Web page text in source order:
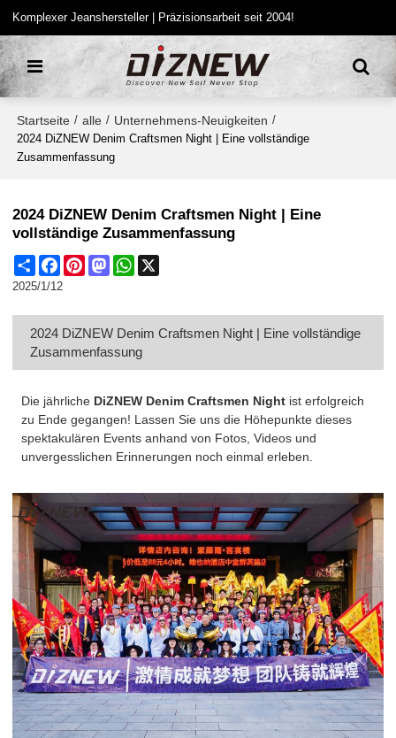
Komplexer Jeanshersteller | Präzisionsarbeit seit 2004!
Startseite / alle / Unternehmens-Neuigkeiten /
2024 DiZNEW Denim Craftsmen Night | Eine vollständige
Zusammenfassung
2024 DiZNEW Denim Craftsmen Night | Eine
vollständige Zusammenfassung
Share FacebookPinterestMastodonWhatsApp
2025/1/12
2024 DiZNEW Denim Craftsmen Night | Eine vollständige
Zusammenfassung
Die jährliche DiZNEW Denim Craftsmen Night ist erfolgreich
zu Ende gegangen! Lassen Sie uns die Höhepunkte dieses
spektakulären Events anhand von Fotos, Videos und
unvergesslichen Erinnerungen noch einmal erleben.